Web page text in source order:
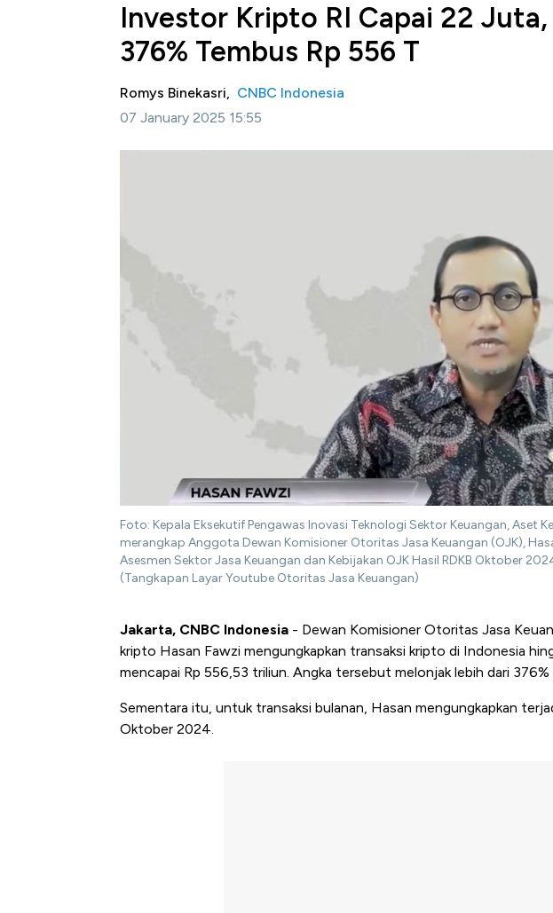
Investor Kripto RI Capai 22
376% Tembus Rp 556 T
Romys Binekasri, CNBC Indonesia
07 January 2025 15:55
Foto: Kepala Eksekutif Pengawas Inovasi Teknologi Sektor Keuangan, Aset
merangkap Anggota Dewan Komisioner Otoritas Jasa Keuangan (OJK),
Asesmen Sektor Jasa Keuangan dan Kebijakan OJK Hasil RDKB Oktober
(Tangkapan Layar Youtube Otoritas Jasa Keuangan)
Jakarta, CNBC Indonesia - Dewan Komisioner Otoritas Jasa
kripto Hasan Fawzi mengungkapkan transaksi kripto di Indonesia
mencapai Rp 556,53 triliun. Angka tersebut melonjak lebih dari
Sementara itu, untuk transaksi bulanan, Hasan mengungkapkan
Oktober 2024.